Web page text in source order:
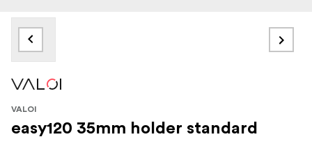
VALOI
easy120 35mm holder standard